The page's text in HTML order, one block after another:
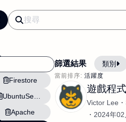
Firestore
Apache
篩選結果 類別
當前排序: 活躍度
翻譯 行銷
影片剪輯
設計插畫
pt副業
遊戲程
Victor Lee
2024年